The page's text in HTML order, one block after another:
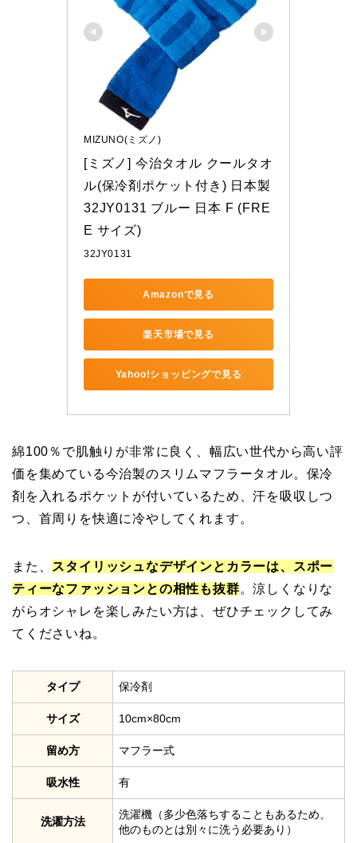
MIZUNO(ミズノ)
[ミズノ] 今治タオル クールタオ
ル(保冷剤ポケット付き) 日本製
32JY0131 ブルー 日本 F (FRE
E サイズ)
32JY0131
Amazonで見る
楽天市場で見る
Yahoo!ショッピングで見る
綿100％で肌触りが非常に良く、幅広い世代から高い評
価を集めている今治製のスリムマフラータオル。保冷
剤を入れるポケットが付いているため、汗を吸収しつ
つ、首周りを快適に冷やしてくれます。
また、 スタイリッシュなデザインとカラーは、スポー
ティーなファッションとの相性も抜群。涼しくなりな
がらオシャレを楽しみたい方は、ぜひチェックしてみ
てくださいね。
タイプ 保冷剤
サイズ 10cm×80cm
留め方 マフラー式
吸水性 有
洗濯方法
洗濯機（多少色落ちすることもあるため、
他のものとは別々に洗う必要あり）